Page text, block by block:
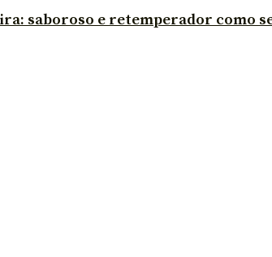
saboroso e retemperador como